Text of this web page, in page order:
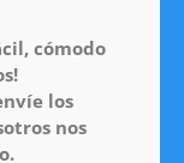
cómodo
los
nos